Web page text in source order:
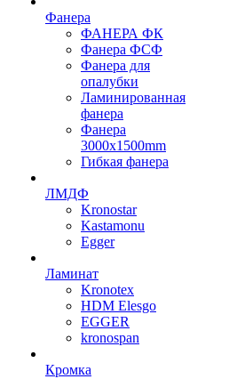
Фанера
ФАНЕРА ФК
Фанера ФСФ
Фанера для
опалубки
Ламинированная
фанера
Фанера
3000х1500mm
Гибкая фанера
ЛМДФ
Kronostar
Kastamonu
Egger
Ламинат
Kronotex
HDM Elesgo
EGGER
kronospan
Кромка